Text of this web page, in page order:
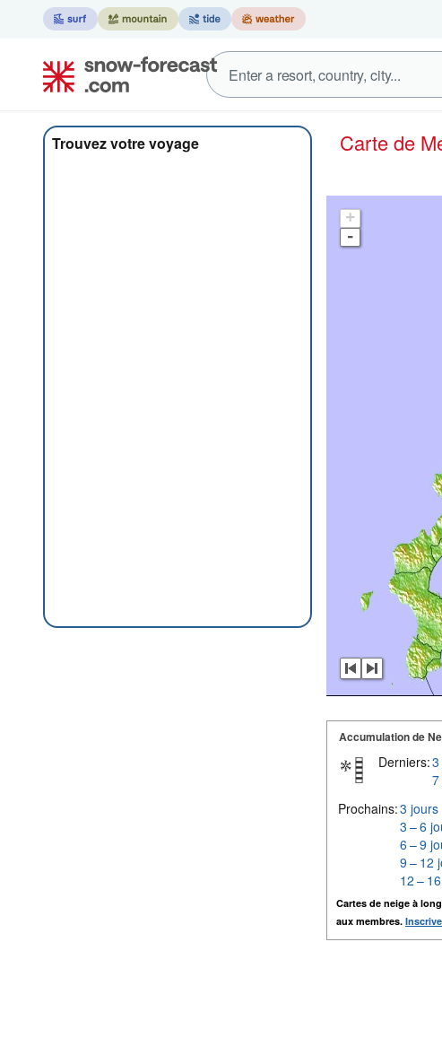
Trouvez votre voyage Carte de
+
-
Accumulation de
Derniers:
Prochains:3 jours
3 – 6
6 – 9
9 – 12
12 –
Cartes de neige à
aux membres.